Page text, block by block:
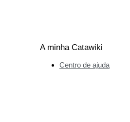
A minha Catawiki
Centro de ajuda